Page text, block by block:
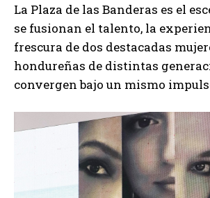
La Plaza de las Banderas es el
se fusionan el talento, la
frescura de dos destacadas
hondureñas de distintas
convergen bajo un mismo